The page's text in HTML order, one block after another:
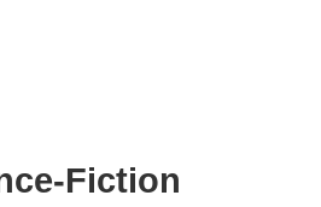
Fiction